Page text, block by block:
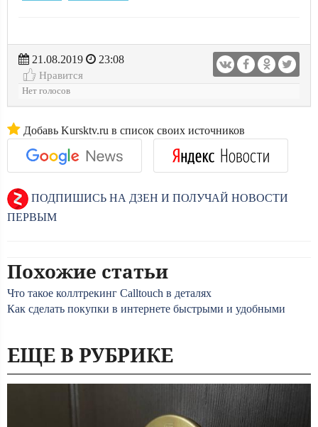
21.08.2019
23:08
Нравится
Нет голосов
Добавь Kursktv.ru в список своих источников
ПОДПИШИСЬ НА ДЗЕН И ПОЛУЧАЙ НОВОСТИ
ПЕРВЫМ
Похожие статьи
Что такое коллтрекинг Calltouch в деталях
Как сделать покупки в интернете быстрыми и удобными
ЕЩЕ В РУБРИКЕ